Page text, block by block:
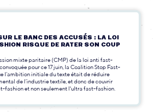
LE BANC DES ACCUSÉS : LA LOI
RISQUE DE RATER SON COUP
mixte paritaire (CMP) de la loi anti fast-
pour ce 17 juin, la Coalition Stop Fast-
l’ambition initiale du texte était de réduire
de l’industrie textile, et donc de couvrir
fashion et non seulement l'ultra fast-fashion.